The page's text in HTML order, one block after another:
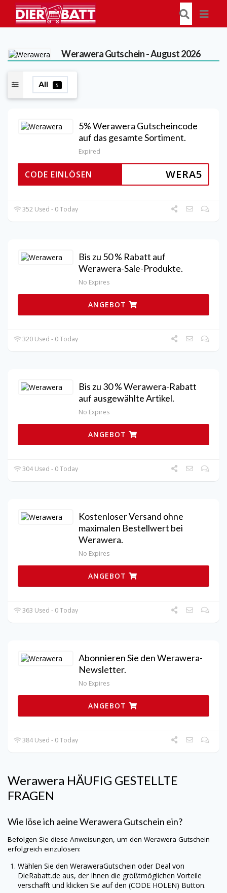
WeraweraGutschein - August 2026
All 5
5% Werawera Gutscheincode
auf das gesamte Sortiment.
Expired
WERA5
CODE EINLÖSEN
352 Used - 0 Today
Bis zu 50 % Rabatt auf
Werawera-Sale-Produkte.
No Expires
ANGEBOT
320 Used - 0 Today
Bis zu 30 % Werawera-Rabatt
auf ausgewählte Artikel.
No Expires
ANGEBOT
304 Used - 0 Today
Kostenloser Versand ohne
maximalen Bestellwert bei
Werawera.
No Expires
ANGEBOT
363 Used - 0 Today
Abonnieren Sie den Werawera-
Newsletter.
No Expires
ANGEBOT
384 Used - 0 Today
Werawera HÄUFIG GESTELLTE
FRAGEN
Wie löse ich aeineWerawera Gutschein ein?
Befolgen Sie diese Anweisungen, um den Werawera Gutschein
erfolgreich einzulösen:
Wählen Sie den WeraweraGutschein oder Deal von
DieRabatt.de aus, der Ihnen die größtmöglichen Vorteile
verschafft und klicken Sie auf den (CODE HOLEN) Button.